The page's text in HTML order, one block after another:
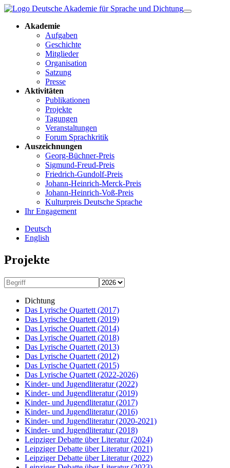
Akademie
Aufgaben
Geschichte
Mitglieder
Organisation
Satzung
Presse
Aktivitäten
Publikationen
Projekte
Tagungen
Veranstaltungen
Forum Sprachkritik
Auszeichnungen
Georg-Büchner-Preis
Sigmund-Freud-Preis
Friedrich-Gundolf-Preis
Johann-Heinrich-Merck-Preis
Johann-Heinrich-Voß-Preis
Kulturpreis Deutsche Sprache
Ihr Engagement
Deutsch
English
Projekte
Dichtung
Das Lyrische Quartett (2017)
Das Lyrische Quartett (2019)
Das Lyrische Quartett (2014)
Das Lyrische Quartett (2018)
Das Lyrische Quartett (2013)
Das Lyrische Quartett (2012)
Das Lyrische Quartett (2015)
Das Lyrische Quartett (2022-2026)
Kinder- und Jugendliteratur(2022)
Kinder- und Jugendliteratur(2019)
Kinder- und Jugendliteratur(2017)
Kinder- und Jugendliteratur(2016)
Kinder- und Jugendliteratur(2020-2021)
Kinder- und Jugendliteratur(2018)
Leipziger Debatte über Literatur(2024)
Leipziger Debatte über Literatur(2021)
Leipziger Debatte über Literatur(2022)